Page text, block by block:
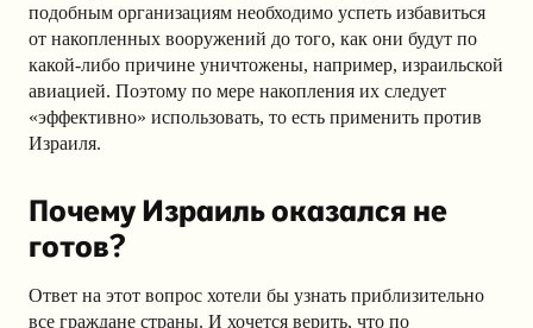
подобным организациям необходимо успеть избавиться
от накопленных вооружений до того, как они будут по
какой-либо причине уничтожены, например, израильской
авиацией. Поэтому по мере накопления их следует
«эффективно» использовать, то есть применить против
Израиля.
Почему Израиль оказался не
готов?
Ответ на этот вопрос хотели бы узнать приблизительно
все граждане страны. И хочется верить, что по